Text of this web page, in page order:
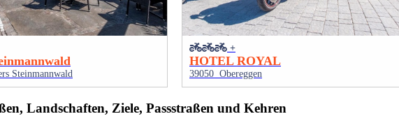
Steinmannwald
+
HOTEL ROYAL
39050 Obereggen
Landschaften, Ziele, Passstraßen und Kehren